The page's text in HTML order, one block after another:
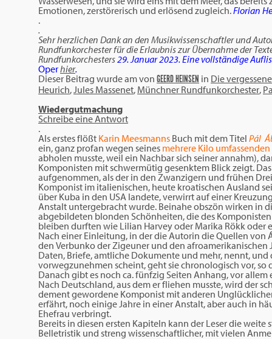
Emotionen, zerstörerisch und erlösend zugleich.Florian
.
.
Sehr herzlichen Dank an den Musikwissenschaftler und
Rundfunkorchester für die Erlaubnis zur Übernahme der
Rundfunkorchesters29. Januar 2023. Eine vollständige
Operhier.
Dieser Beitrag wurde amvon GEERD HEINSEN in Die
Heurich,Jules Massenet, Münchner Rundfunkorchester,
Wiedergutmachung
Schreibe eine Antwort
.
Als erstes flößt Karin Meesmanns Buch mit dem Titel Pál
ein, ganz profan wegen seines mehrere Kilo
abholen musste, weil ein Nachbar sich seiner annahm),
Komponisten mit schwermütig gesenktem Blick zeigt.
aufgenommen, als der in den Zwanzigern und frühen
Komponist im italienischen, heute kroatischen Ausland
über Kuba in den USA landete, verwirrt auf einer
Anstalt untergebracht wurde. Beinahe obszön wirken in
abgebildeten blonden Schönheiten, die des
bleiben durften wie Lilian Harvey oder Marika Rökk oder
Nach einer Einleitung, in der die Autorin die Quellen
den Verbunko der Zigeuner und den
Daten, Briefe, amtliche Dokumente und mehr, nennt,
vorwegzunehmen scheint, geht sie chronologisch vor, so
Danach gibt es noch ca. fünfzig Seiten Anhang, vor
Nach Deutschland, aus dem er fliehen musste, wird der
dement gewordene Komponist mit anderen
erfährt, noch einige Jahre in einer Anstalt, aber auch in
Ehefrau verbringt.
Bereits in diesen ersten Kapiteln kann der Leser die
Belletristik und streng wissenschaftlicher, mit vielen